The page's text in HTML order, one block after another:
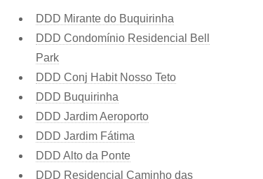
DDD Mirante do Buquirinha
DDD Condomínio Residencial Bell
Park
DDD Conj Habit Nosso Teto
DDD Buquirinha
DDD Jardim Aeroporto
DDD Jardim Fátima
DDD Alto da Ponte
DDD Residencial Caminho das